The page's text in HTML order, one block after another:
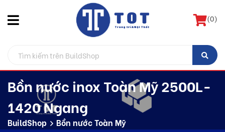
(0)
Bồn nước inox Toàn Mỹ 2500L-
1420 Ngang
BuildShop Bồn nước Toàn Mỹ